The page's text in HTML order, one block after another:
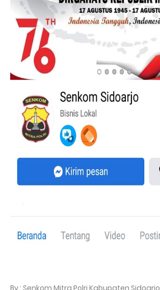
By : Senkom Mitra Polri Kabupaten Sidoarjo